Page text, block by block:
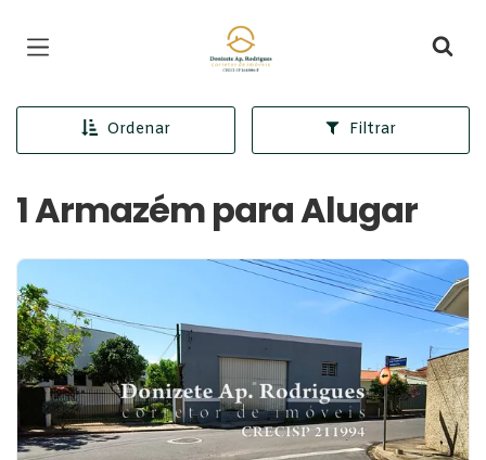
Página inicial
Ordenar Filtrar
1 Armazém para Alugar